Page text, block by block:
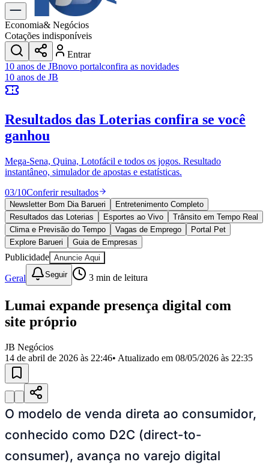
Dia a Dia & Lazer
Transportes
Gastronomia
Cinema & Shows
JogosNovo
Para Sua Empresa
Cadastrar Empresa
Divulgar VagasNovo
Publicidade Legal
Política
Eleições
Saúde
Segurança
Cultura
Meio Ambiente
Obras
Educação
Bairros de Barueri
AldeiaAldeia da Serra
VistaCalifórnia
RegiãoCotiaCruz PretaEngenho NovoFazenda
Militar
Califórnia
Esperança Jardim Graziela
Julio Jardim Líbano
Mutinga Jardim ParaísoJardim PaulistaJardim ReginaliceJardim São
Luís Jardim São PedroJardim São SilvestreJardim Silveira Jardim
TupãJardim TupanciMutingaNova AldeinhaOsasco
Camargos Parque ImperialParque Santa LuziaParque Viana
do Bom JesusRecanto Phrynéa Santana de
Parnaíba SilveiraTamboré Vale do Sol Vila Barros Vila Boa Vista
Economia& Negócios
Cotações indisponíveis
Entrar
10 anos de JBnovo portalconfira as novidades
10 anos de JB
Resultados das Loterias confira se você
ganhou
Mega-Sena, Quina, Lotofácil e todos os jogos. Resultado
instantâneo, simulador de apostas e estatísticas.
03/10Conferir resultados
Newsletter Bom Dia Barueri
Entretenimento Completo
Resultados das Loterias
Esportes ao Vivo
Trânsito em Tempo Real
Clima e Previsão do Tempo
Vagas de Emprego
Portal Pet
Explore Barueri
Guia de Empresas
Publicidade Anuncie Aqui
Geral Seguir 3 min de leitura
Lumai expande presença digital com
site próprio
JB Negócios
14 de abril de 2026 às 22:46• Atualizado em 08/05/2026 às 22:35
O modelo de venda direta ao consumidor,
conhecido como D2C (direct-to-
consumer), avança no varejo digital